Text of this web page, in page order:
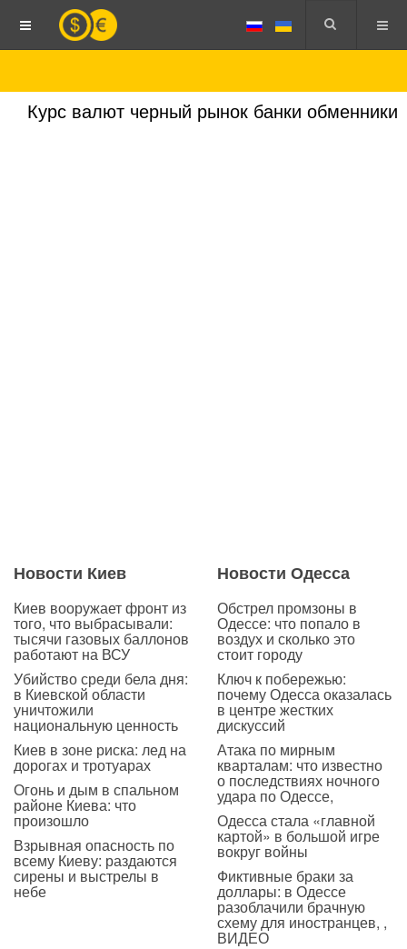
Курс валют черный рынок банки обменники
Новости Киев
Киев вооружает фронт из
того, что выбрасывали:
тысячи газовых баллонов
работают на ВСУ
Убийство среди бела дня:
в Киевской области
уничтожили
национальную ценность
Киев в зоне риска: лед на
дорогах и тротуарах
Огонь и дым в спальном
районе Киева: что
произошло
Взрывная опасность по
всему Киеву: раздаются
сирены и выстрелы в
небе
Новости Одесса
Обстрел промзоны в
Одессе: что попало в
воздух и сколько это
стоит городу
Ключ к побережью:
почему Одесса оказалась
в центре жестких
дискуссий
Атака по мирным
кварталам: что известно
о последствиях ночного
удара по Одессе,
Одесса стала «главной
картой» в большой игре
вокруг войны
Фиктивные браки за
доллары: в Одессе
разоблачили брачную
схему для иностранцев, ,
ВИДЕО